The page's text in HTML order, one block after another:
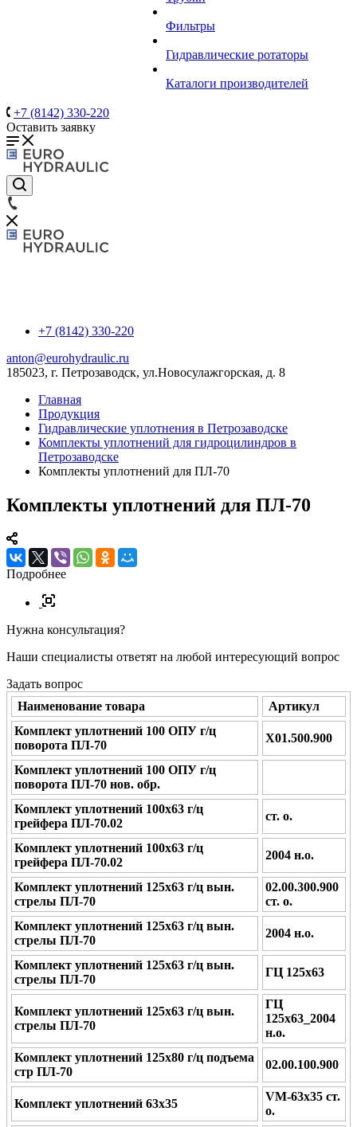
Фильтры
Гидравлические ротаторы
Каталоги производителей
+7 (8142) 330-220
Оставить заявку
+7 (8142) 330-220
anton@eurohydraulic.ru
185023, г. Петрозаводск, ул.Новосулажгорская, д. 8
Главная
Продукция
Гидравлические уплотнения в Петрозаводске
Комплекты уплотнений для гидроцилиндров в
Петрозаводске
Комплекты уплотнений для ПЛ-70
Комплекты уплотнений для ПЛ-70
Подробнее
Нужна консультация?
Наши специалисты ответят на любой интересующий вопрос
Задать вопрос
Наименование товара
Артикул
Комплект уплотнений 100 ОПУ г/ц
поворота ПЛ-70
Х01.500.900
Комплект уплотнений 100 ОПУ г/ц
поворота ПЛ-70 нов. обр.
Комплект уплотнений 100х63 г/ц
грейфера ПЛ-70.02
ст. о.
Комплект уплотнений 100х63 г/ц
грейфера ПЛ-70.02
2004 н.о.
Комплект уплотнений 125х63 г/ц вын.
стрелы ПЛ-70
02.00.300.900
ст. о.
Комплект уплотнений 125х63 г/ц вын.
стрелы ПЛ-70
2004 н.о.
Комплект уплотнений 125х63 г/ц вын.
стрелы ПЛ-70
ГЦ 125x63
Комплект уплотнений 125х63 г/ц вын.
стрелы ПЛ-70
ГЦ
125x63_2004
н.о.
Комплект уплотнений 125х80 г/ц подъема
стр ПЛ-70
02.00.100.900
Комплект уплотнений 63х35
VM-63x35 ст.
о.